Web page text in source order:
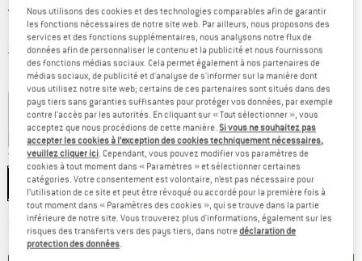
Prix initial :
19,95€
Prix:
16,96€ TVA incl.
hors Frais de livraisonInformations sur les frais de livraison. Ouvre une
Couleur:Violet Blue / Mallow Pink / Wild Rose
-15 % -15 % -15 % -15 % -15 %
Taille:5 l
5 l
Délai de livraison: 3-5 jours ouvrablesLe lien s'ouvre dans une boîte
Quantité:
Nous utilisons des cookies et des technologies comparables afin de garantir
les fonctions nécessaires de notre site web. Par ailleurs, nous proposons des
services et des fonctions supplémentaires, nous analysons notre flux de
données afin de personnaliser le contenu et la publicité et nous fournissons
des fonctions médias sociaux. Cela permet également à nos partenaires de
médias sociaux, de publicité et d'analyse de s'informer sur la manière dont
vous utilisez notre site web; certains de ces partenaires sont situés dans des
pays tiers sans garanties suffisantes pour protéger vos données, par exemple
contre l'accès par les autorités. En cliquant sur « Tout sélectionner », vous
acceptez que nous procédions de cette manière.Si vous ne souhaitez pas
accepter les cookies à l’exception des cookies techniquement nécessaires,
veuillez cliquer ici. Cependant, vous pouvez modifier vos paramètres de
cookies à tout moment dans « Paramètres » et sélectionner certaines
catégories. Votre consentement est volontaire, n’est pas nécessaire pour
l’utilisation de ce site et peut être révoqué ou accordé pour la première fois à
tout moment dans « Paramètres des cookies », qui se trouve dans la partie
inférieure de notre site. Vous trouverez plus d'informations, également sur les
risques des transferts vers des pays tiers, dans notredéclaration de
protection des données.